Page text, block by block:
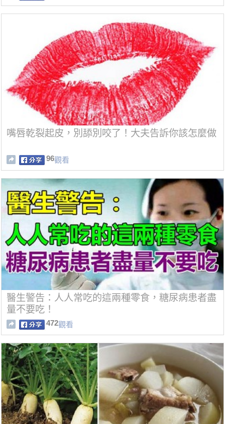
嘴唇乾裂起皮，別舔別咬了！大夫告訴你該怎麼做
96觀看
醫生警告：人人常吃的這兩種零食，糖尿病患者盡
量不要吃！
472觀看